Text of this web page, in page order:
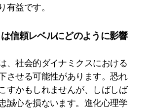
有益です。
信頼レベルにどのように影響
、社会的ダイナミクスにおける
させる可能性があります。恐れ
すかもしれませんが、しばしば
誠心を損ないます。進化心理学